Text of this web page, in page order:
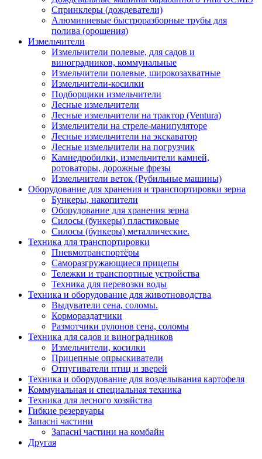
Спринклеры (дождеватели)
Алюминиевые быстроразборные трубы для
полива (орошения)
Измельчители
Измельчители полевые, для садов и
виноградников, коммунальные
Измельчители полевые, широкозахватные
Измельчители-косилки
Подборщики измельчители
Лесные измельчители
Лесные измельчители на трактор (Ventura)
Измельчители на стреле-манипуляторе
Лесные измельчители на экскаватор
Лесные измельчители на погрузчик
Камнедробилки, измельчители камней,
ротоваторы, дорожные фрезы
Измельчители веток (Рубильные машины)
Оборудование для хранения и транспортировки зерна
Бункеры, накопители
Оборудование для хранения зерна
Силосы (бункеры) пластиковые
Силосы (бункеры) металлические.
Техника для транспортировки
Пневмотранспортёры
Саморазгружающиеся прицепы
Тележки и транспортные устройства
Техника для перевозки воды
Техника и оборудование для животноводства
Выдуватели сена, соломы.
Кормораздатчики
Размотчики рулонов сена, соломы
Техника для садов и виноградников
Измельчители, косилки
Прицепные опрыскиватели
Отпугиватели птиц и зверей
Техника и оборудование для возделывания картофеля
Коммунальная и специальная техника
Техника для лесного хозяйства
Гибкие резервуары
Запасні частини
Запасні частини на комбайн
Другая